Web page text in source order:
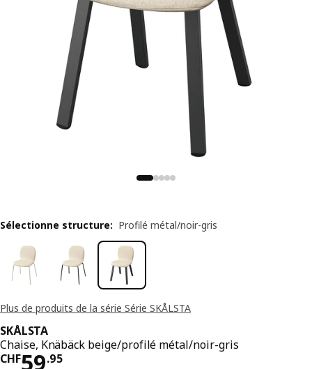
Plus de produits de la série Série SKÅLSTA
SKÅLSTA
Chaise, Knäbäck beige/profilé métal/noir-gris
CHF59.95
Prix CHF 59.95
Sélectionne structure: Profilé métal/noir-gris